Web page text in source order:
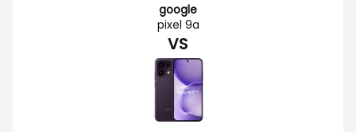
google
pixel 9a
VS